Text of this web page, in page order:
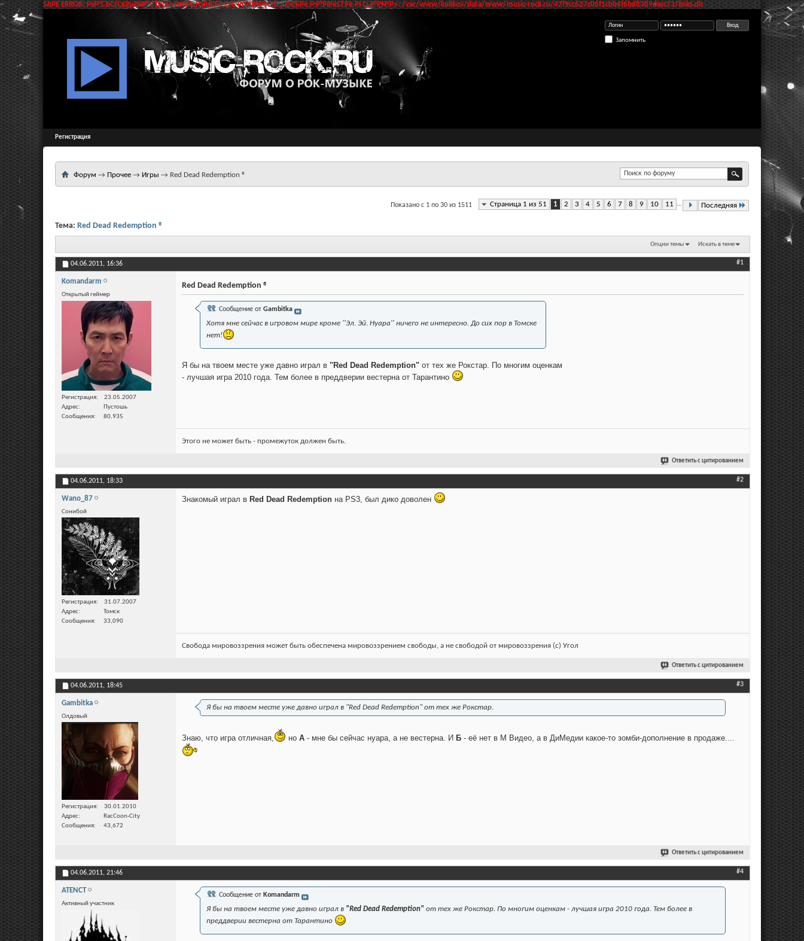
SAPE ERROR: РќР°СЂСѓС€РµРЅР° С†РµР»РѕСЃС‚РЅРѕСЃС‚СЊ РґР°РЅРЅС‹С… РїСЂРё Р·Р°РїРёСЃРё РІ С„Р°Р№Р»: /var/www/kulikov/data/www/music-rock.ru/47f9cc627c06f1cbb4f6bd8389dacc73/links.db
Запомнить
Регистрация
Форум → Прочее → Игры → Red Dead Redemption ®
Страница 1 из 51 1 2 3 4 5 6 7 8 9 10 11 ... Последняя
Показано с 1 по 30 из 1511
Тема: Red Dead Redemption ®
Опции темы Искать в теме
04.06.2011, 16:36 #1
Komandarm
Открытый геймер
Регистрация
23.05.2007
Адрес
Пустошь
Сообщения
80,935
Red Dead Redemption ®
Сообщение от Gambitka
Хотя мне сейчас в игровом мире кроме ''Эл. Эй. Нуара'' ничего не интересно. До сих пор в Томске
нет!
Я бы на твоем месте уже давно играл в "Red Dead Redemption" от тех же Рокстар. По многим оценкам
- лучшая игра 2010 года. Тем более в преддверии вестерна от Тарантино
Этого не может быть - промежуток должен быть.
Ответить с цитированием
04.06.2011, 18:33 #2
Wano_87
Сонибой
Регистрация
31.07.2007
Адрес
Томск
Сообщения
33,090
Знакомый играл в Red Dead Redemption на PS3, был дико доволен
Свобода мировоззрения может быть обеспечена мировоззрением свободы, а не свободой от мировоззрения (с) Угол
Ответить с цитированием
04.06.2011, 18:45 #3
Gambitka
Олдовый
Регистрация
30.01.2010
Адрес
RacCoon-City
Сообщения
43,672
Я бы на твоем месте уже давно играл в "Red Dead Redemption" от тех же Рокстар.
Знаю, что игра отличная, но А - мне бы сейчас нуара, а не вестерна. И Б - её нет в М Видео, а в ДиМедии какое-то зомби-дополнение в продаже....
Ответить с цитированием
04.06.2011, 21:46 #4
ATENCT
Активный участник
Сообщение от Komandarm
Я бы на твоем месте уже давно играл в "Red Dead Redemption" от тех же Рокстар. По многим оценкам - лучшая игра 2010 года. Тем более в
преддверии вестерна от Тарантино